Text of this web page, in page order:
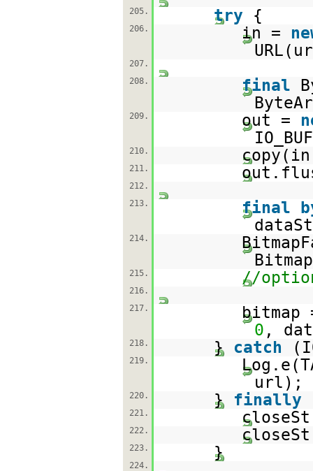
205.
try {
206. in =
207.
208.
final
209. out =
210.
211.
212.
213.
final
214.
215. //
216.
217.
bitmap
0 ,
218. } catch
219.
url);
220. } finally
221.
222.
223. }
224.